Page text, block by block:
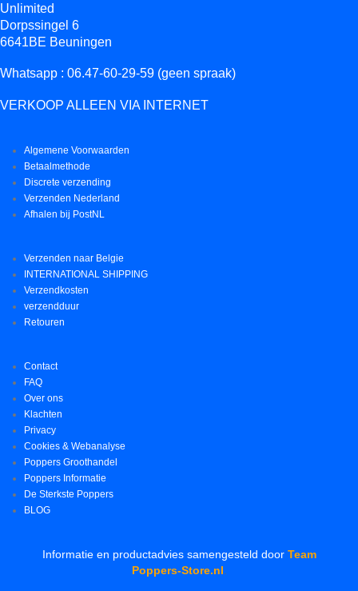
Unlimited
Dorpssingel 6
6641BE Beuningen
Whatsapp : 06.47-60-29-59 (geen spraak)
VERKOOP ALLEEN VIA INTERNET
Algemene Voorwaarden
Betaalmethode
Discrete verzending
Verzenden Nederland
Afhalen bij PostNL
Verzenden naar Belgie
INTERNATIONAL SHIPPING
Verzendkosten
verzendduur
Retouren
Contact
FAQ
Over ons
Klachten
Privacy
Cookies & Webanalyse
Poppers Groothandel
Poppers Informatie
De Sterkste Poppers
BLOG
Informatie en productadvies samengesteld door Team
Poppers-Store.nl